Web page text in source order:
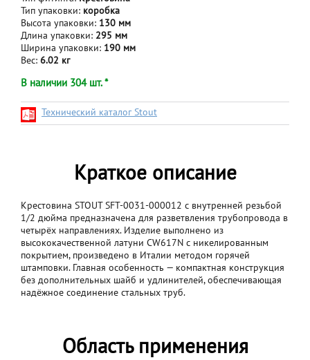
Тип упаковки: коробка
Высота упаковки: 130 мм
Длина упаковки: 295 мм
Ширина упаковки: 190 мм
Вес: 6.02 кг
В наличии 304 шт. *
Технический каталог Stout
Краткое описание
Крестовина STOUT SFT-0031-000012 с внутренней резьбой
1/2 дюйма предназначена для разветвления трубопровода в
четырёх направлениях. Изделие выполнено из
высококачественной латуни CW617N с никелированным
покрытием, произведено в Италии методом горячей
штамповки. Главная особенность — компактная конструкция
без дополнительных шайб и удлинителей, обеспечивающая
надёжное соединение стальных труб.
Область применения